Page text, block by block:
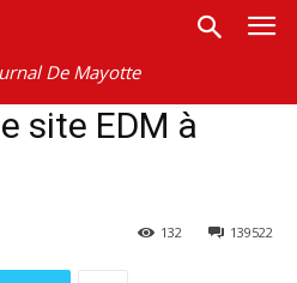
De Mayotte
site EDM à
139522
132